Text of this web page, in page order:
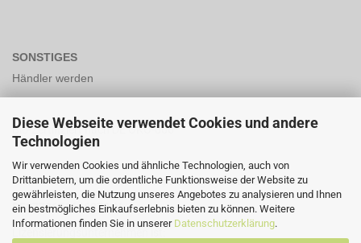
Diese Webseite verwendet Cookies und andere
Technologien
Wir verwenden Cookies und ähnliche Technologien, auch von
Drittanbietern, um die ordentliche Funktionsweise der Website zu
gewährleisten, die Nutzung unseres Angebotes zu analysieren und Ihnen
ein bestmögliches Einkaufserlebnis bieten zu können. Weitere
Informationen finden Sie in unserer Datenschutzerklärung.
SONSTIGES
Händler werden
Bio-Zertifiziert nach DE ÖKO-006
Unsere LUCID Nummer lt Verpackungsgesetzt 2019 lautet
DE3773651666879-V